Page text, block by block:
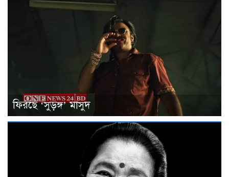
ফিরছে ‘সুড়ঙ্গ’ মাসুদ